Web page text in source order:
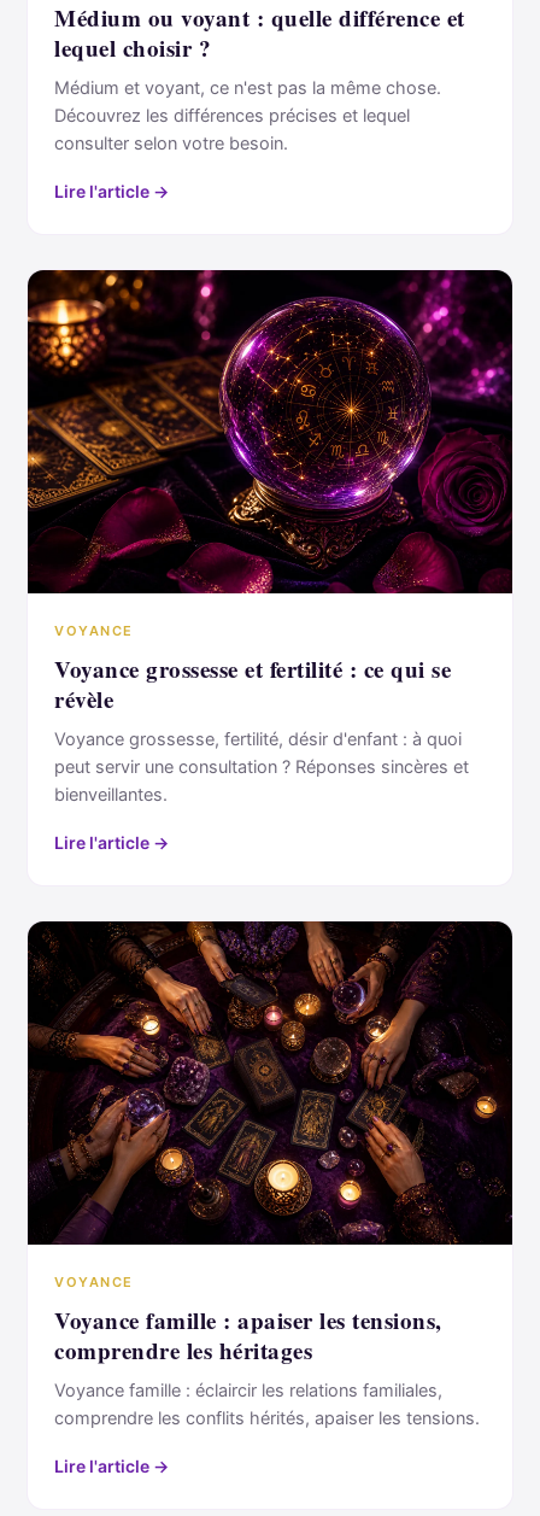
Médium ou voyant : quelle différence et
lequel choisir ?
Médium et voyant, ce n'est pas la même chose.
Découvrez les différences précises et lequel
consulter selon votre besoin.
Lire l'article →
VOYANCE
Voyance grossesse et fertilité : ce qui se
révèle
Voyance grossesse, fertilité, désir d'enfant : à quoi
peut servir une consultation ? Réponses sincères et
bienveillantes.
Lire l'article →
VOYANCE
Voyance famille : apaiser les tensions,
comprendre les héritages
Voyance famille : éclaircir les relations familiales,
comprendre les conflits hérités, apaiser les tensions.
Lire l'article →